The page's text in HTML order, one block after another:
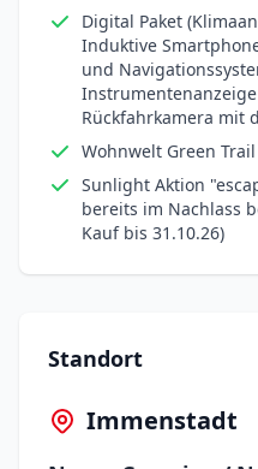
Digital Paket
Induktive
und
Instrumentenanzeige
Rückfahrkamera mit
Wohnwelt Green Trail
Sunlight Aktion
bereits im Nachlass
Kauf bis 31.10.26)
Standort
Immenstadt